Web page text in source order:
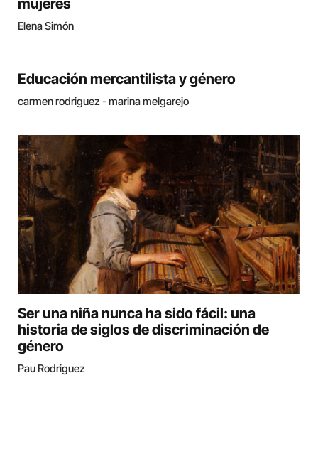
mujeres
Elena Simón
Educación mercantilista y género
carmen rodriguez - marina melgarejo
Ser una niña nunca ha sido fácil: una
historia de siglos de discriminación de
género
Pau Rodriguez